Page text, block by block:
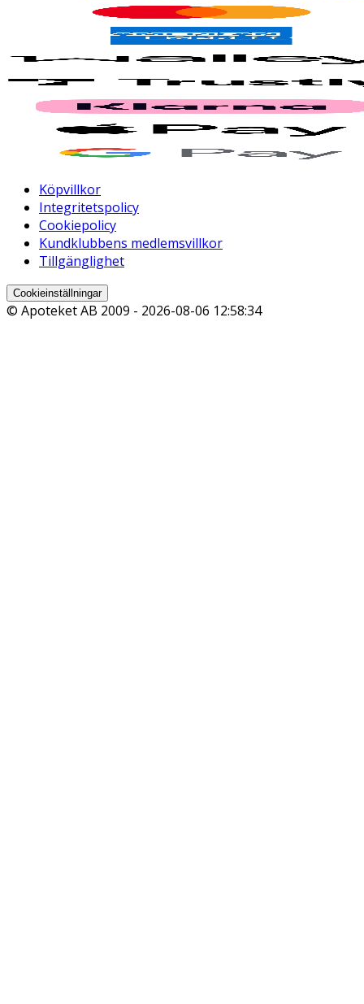
Köpvillkor
Integritetspolicy
Cookiepolicy
Kundklubbens medlemsvillkor
Tillgänglighet
Cookieinställningar
© Apoteket AB 2009 - 2026-08-06 12:58:34